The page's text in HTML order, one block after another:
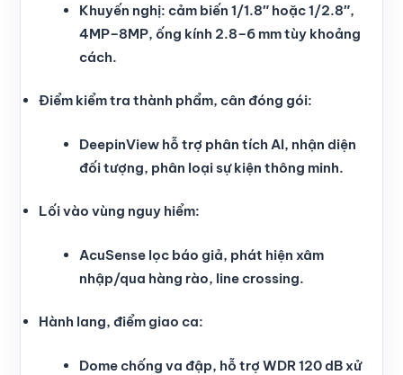
Khuyến nghị: cảm biến 1/1.8″ hoặc 1/2.8″,
4MP–8MP, ống kính 2.8–6 mm tùy khoảng
cách.
Điểm kiểm tra thành phẩm, cân đóng gói:
DeepinView hỗ trợ phân tích AI, nhận diện
đối tượng, phân loại sự kiện thông minh.
Lối vào vùng nguy hiểm:
AcuSense lọc báo giả, phát hiện xâm
nhập/qua hàng rào, line crossing.
Hành lang, điểm giao ca:
Dome chống va đập, hỗ trợ WDR 120 dB xử